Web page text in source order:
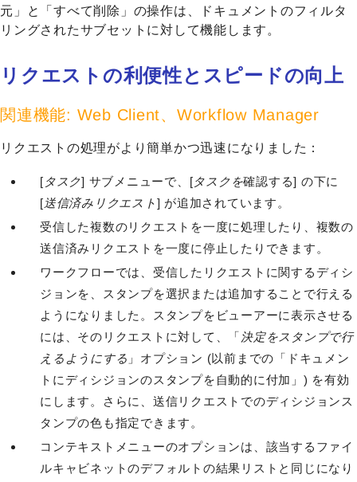
元」と「すべて削除」の操作は、ドキュメントのフィルタ
リングされたサブセットに対して機能します。
リクエストの利便性とスピードの向上
関連機能: Web Client、Workflow Manager
リクエストの処理がより簡単かつ迅速になりました：
[ タスク] サブメニューで、[タスクを確認する] の下に
[送信済みリクエスト] が追加されています。
受信した複数のリクエストを一度に処理したり、複数の
送信済みリクエストを一度に停止したりできます。
ワークフローでは、受信したリクエストに関するディシ
ジョンを、スタンプを選択または追加することで行える
ようになりました。スタンプをビューアーに表示させる
には、そのリクエストに対して、「 決定をスタンプで行
えるようにする 」オプション (以前までの「ドキュメン
トにディシジョンのスタンプを自動的に付加」) を有効
にします。さらに、送信リクエストでのディシジョンス
タンプの色も指定できます。
コンテキストメニューのオプションは、該当するファイ
ルキャビネットのデフォルトの結果リストと同じになり